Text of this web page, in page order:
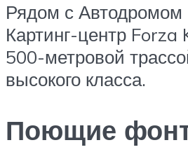
Рядом с Автодромом
Картинг-центр
500-метровой
высокого класса.
Поющие